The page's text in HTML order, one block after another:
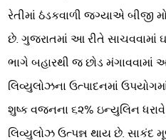
રેતીમાં ઠંડકવાળી જગ્યાએ બીજી
છે. ગુજરાતમાં આ રીતે સાચવવામાં
ભાગે બહારથી જ છોડ મંગાવવામાં
લિવ્યુલોઝના ઉત્પાદનમાં
શુષ્ક વજનના ૬૨% ઇન્યુલિન
લિવ્યુલોઝ ઉત્પન્ન થાય છે. સાકંદ